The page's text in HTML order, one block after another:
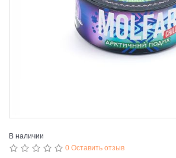
В наличии
0 Оставить отзыв